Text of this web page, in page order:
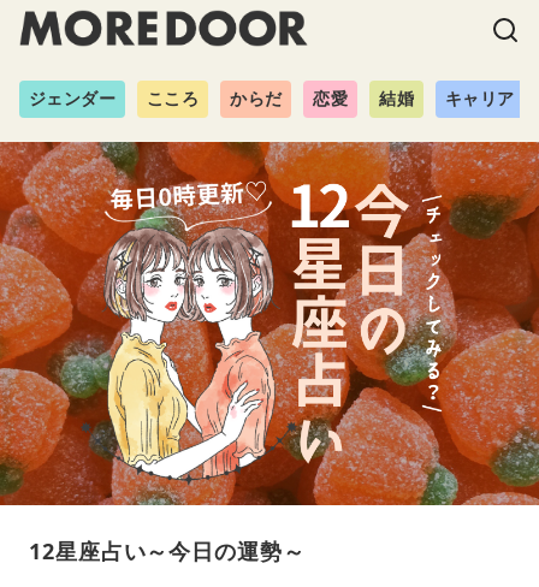
ジェンダー こころ からだ 恋愛 結婚 キャリア
12星座占い～今日の運勢～